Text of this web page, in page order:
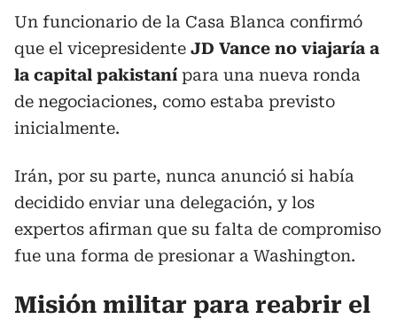
Un funcionario de la Casa Blanca confirmó
que el vicepresidente JD Vance no viajaría a
la capital pakistaní para una nueva ronda
de negociaciones, como estaba previsto
inicialmente.
Irán, por su parte, nunca anunció si había
decidido enviar una delegación, y los
expertos afirman que su falta de compromiso
fue una forma de presionar a Washington.
Misión militar para reabrir el